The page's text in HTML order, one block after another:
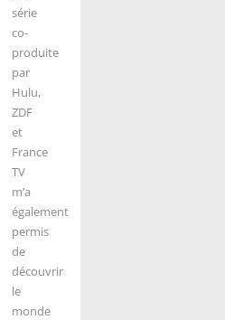
série
co-
produite
par
Hulu,
ZDF
et
France
TV
m’a
également
permis
de
découvrir
le
monde